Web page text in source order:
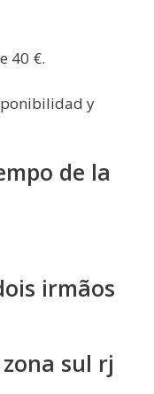
40 €.
y
de la
irmãos
sul rj